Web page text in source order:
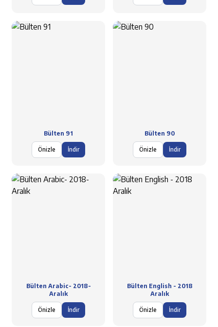
Bülten 91
Önizle İndir
Bülten 90
Önizle İndir
Bülten Arabic- 2018-
Aralık
Önizle İndir
Bülten English - 2018
Aralık
Önizle İndir